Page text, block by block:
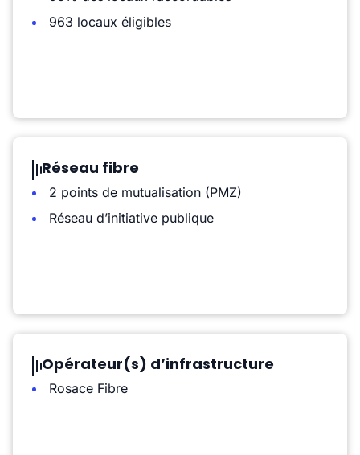
963 locaux éligibles
Réseau fibre
2 points de mutualisation (PMZ)
Réseau d’initiative publique
Opérateur(s) d’infrastructure
Rosace Fibre